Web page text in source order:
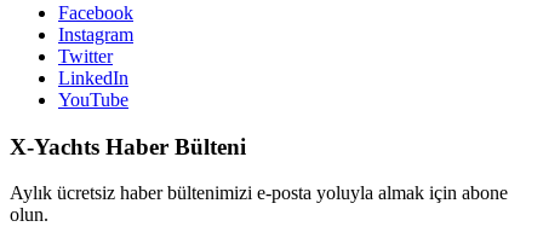
Facebook
Instagram
Twitter
LinkedIn
YouTube
X-Yachts Haber Bülteni
Aylık ücretsiz haber bültenimizi e-posta yoluyla almak için abone
olun.